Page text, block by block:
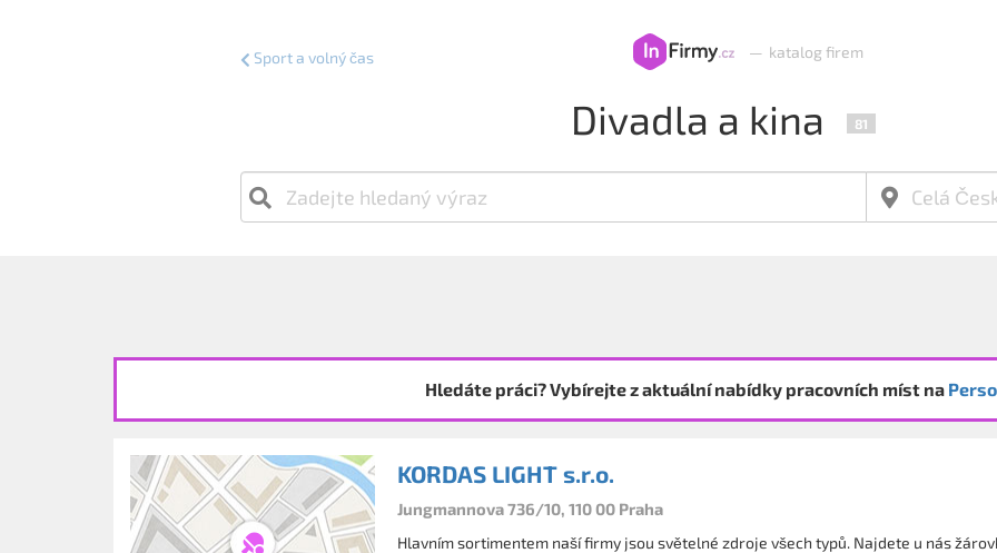
— katalog firem
Sport a volný čas
Divadla a kina 81
Hledáte práci? Vybírejte z aktuální nabídky pracovních míst na
KORDAS LIGHT s.r.o.
Jungmannova 736/10, 110 00 Praha
Hlavním sortimentem naší firmy jsou světelné zdroje všech typů. Najdete u nás